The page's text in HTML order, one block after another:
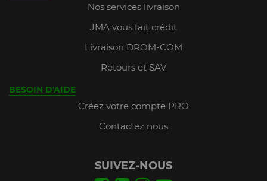
Nos services livraison
JMA vous fait crédit
Livraison DROM-COM
Retours et SAV
BESOIN D'AIDE
Créez votre compte PRO
Contactez nous
SUIVEZ-NOUS